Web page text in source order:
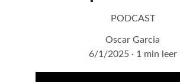
PODCAST
Oscar Garcia
6/1/2025
1 min leer